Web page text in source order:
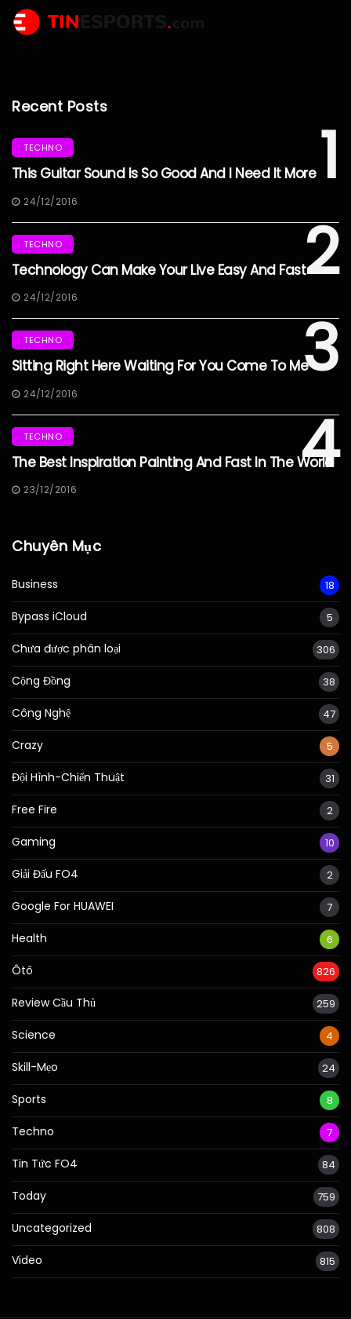
Recent Posts
1
TECHNO
This Guitar Sound Is So Good And I Need It More
24/12/2016
2
TECHNO
Technology Can Make Your Live Easy And Fast
24/12/2016
3
TECHNO
Sitting Right Here Waiting For You Come To Me
24/12/2016
4
TECHNO
The Best Inspiration Painting And Fast In The World
23/12/2016
Chuyên Mục
Business 18
Bypass iCloud 5
Chưa được phân loại 306
Cộng Đồng 38
Công Nghệ 47
Crazy 5
Đội Hình-Chiến Thuật 31
Free Fire 2
Gaming 10
Giải Đấu FO4 2
Google For HUAWEI 7
Health 6
Ôtô 826
Review Cầu Thủ 259
Science 4
Skill-Mẹo 24
Sports 8
Techno 7
Tin Tức FO4 84
Today 759
Uncategorized 808
Video 815